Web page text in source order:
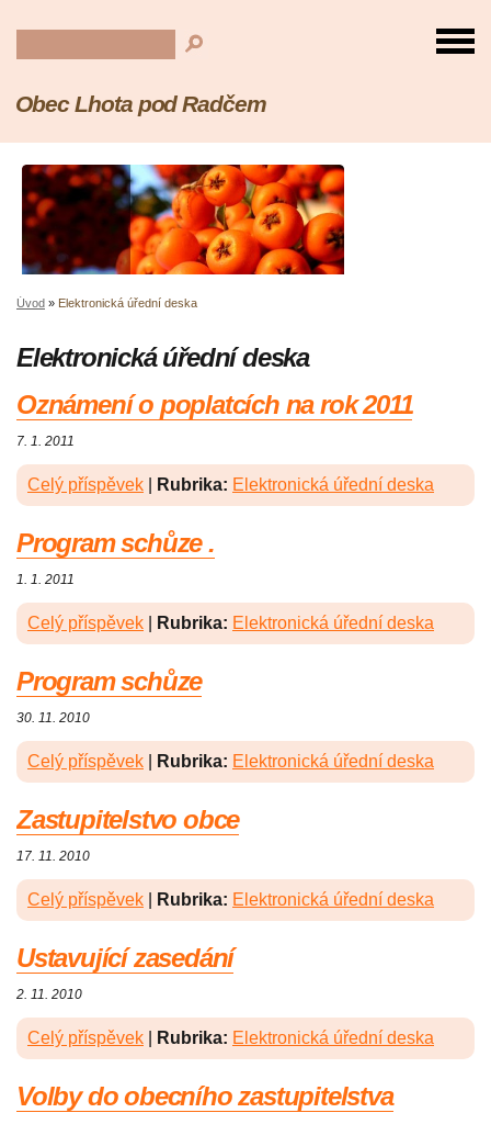
Obec Lhota pod Radčem
Úvod » Elektronická úřední deska
Elektronická úřední deska
Oznámení o poplatcích na rok 2011
7. 1. 2011
Celý příspěvek Rubrika: Elektronická úřední deska
Program schůze .
1. 1. 2011
Celý příspěvek Rubrika: Elektronická úřední deska
Program schůze
30. 11. 2010
Celý příspěvek Rubrika: Elektronická úřední deska
Zastupitelstvo obce
17. 11. 2010
Celý příspěvek Rubrika: Elektronická úřední deska
Ustavující zasedání
2. 11. 2010
Celý příspěvek Rubrika: Elektronická úřední deska
Volby do obecního zastupitelstva